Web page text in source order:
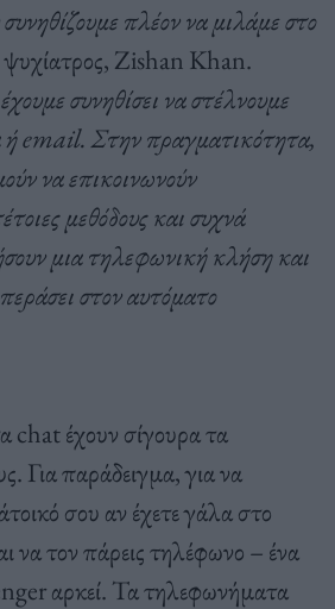
πλέον να μιλάμε στο
ψυχίατρος, Zishan Khan.
συνηθίσει να στέλνουμε
email. Στην πραγματικότητα,
να επικοινωνούν
μεθόδους και συχνά
μια τηλεφωνική κλήση και
στον αυτόματο
chat έχουν σίγουρα τα
Για παράδειγμα, για να
σου αν έχετε γάλα στο
να τον πάρεις τηλέφωνο – ένα
αρκεί. Τα τηλεφωνήματα